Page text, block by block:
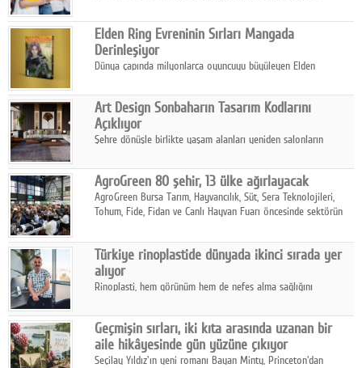
Elden Ring Evreninin Sırları Mangada
Derinleşiyor
Dünya çapında milyonlarca oyuncuyu büyüleyen Elden
aksiyonu ve karanlık fantastik atmosferi bir araya getirmeyi
sürdürüyor.
Art Design Sonbaharın Tasarım Kodlarını
Açıklıyor
Şehre dönüşle birlikte yaşam alanları yeniden salonların
sonbaharın tasarım kodlarını açıklıyor.
AgroGreen 80 şehir, 13 ülke ağırlayacak
AgroGreen Bursa Tarım, Hayvancılık, Süt, Sera Teknolojileri,
Tohum, Fide, Fidan ve Canlı Hayvan Fuarı öncesinde sektörün
Türkiye rinoplastide dünyada ikinci sırada yer
alıyor
Rinoplasti, hem görünüm hem de nefes alma sağlığını
biri konumunda.
Geçmişin sırları, iki kıta arasında uzanan bir
aile hikâyesinde gün yüzüne çıkıyor
Seçilay Yıldız'ın yeni romanı Bayan Minty, Princeton'dan